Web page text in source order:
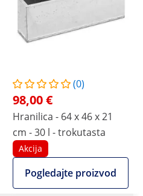
(0)
98,00 €
Hranilica - 64 x 46 x 21
cm - 30 l - trokutasta
Akcija
Pogledajte proizvod